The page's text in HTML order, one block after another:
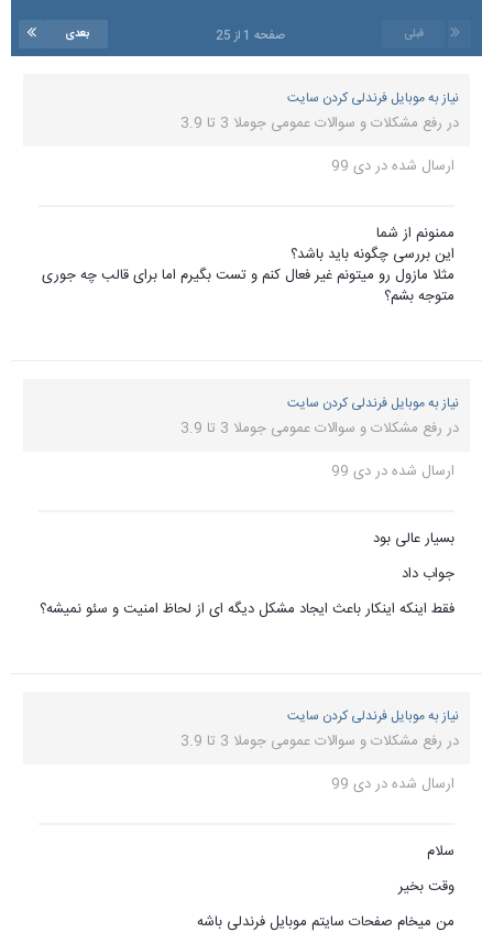
قبلی بعدی صفحه 1 از 25
نیاز به موبایل فرندلی کردن سایت
در رفع مشکلات و سوالات عمومی جوملا 3 تا 3.9
ارسال شده دردی 99
ممنونم از شما
این بررسی چگونه باید باشد؟
مثلا مازول رو میتونم غیر فعال کنم و تست بگیرم اما برای قالب چه جوری
متوجه بشم؟
نیاز به موبایل فرندلی کردن سایت
در رفع مشکلات و سوالات عمومی جوملا 3 تا 3.9
ارسال شده دردی 99
بسیار عالی بود
جواب داد
فقط اینکه اینکار باعث ایجاد مشکل دیگه ای از لحاظ امنیت و سئو نمیشه؟
نیاز به موبایل فرندلی کردن سایت
در رفع مشکلات و سوالات عمومی جوملا 3 تا 3.9
ارسال شده دردی 99
سلام
وقت بخیر
من میخام صفحات سایتم موبایل فرندلی باشه